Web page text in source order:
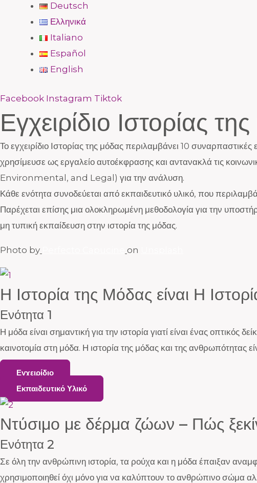
Deutsch
Ελληνικά
Italiano
Español
English
Facebook Instagram Tiktok
Εγχειρίδιο Ιστορίας
Το εγχειρίδιο Ιστορίας της μόδας περιλαμβάνει 10
χρησίμευσε ως εργαλείο αυτοέκφρασης και αντανακλά τις
Environmental, and Legal) για την ανάλυση.
Κάθε ενότητα συνοδεύεται από εκπαιδευτικό υλικό, που
Παρέχεται επίσης μια ολοκληρωμένη μεθοδολογία για την
μη τυπική εκπαίδευση στην ιστορία της μόδας.
Photo by on
Η Ιστορία της Μόδας είναι Η
Ενότητα 1
Η μόδα είναι σημαντική για την ιστορία γιατί είναι ένας οπτικός
καινοτομία στη μόδα. Η ιστορία της μόδας και της
Εγχειρίδιο
Εκπαιδευτικό Υλικό
Ντύσιμο με δέρμα ζώων – Πώς
Ενότητα 2
Σε όλη την ανθρώπινη ιστορία, τα ρούχα και η μόδα έπαιξαν
χρησιμοποιηθεί όχι μόνο για να καλύπτουν το ανθρώπινο σώμα